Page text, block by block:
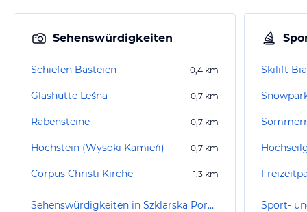
Sehenswürdigkeiten
Schiefen Basteien 0,4 km
Glashütte Leśna 0,7 km
Rabensteine 0,7 km
Hochstein (Wysoki Kamień) 0,7 km
Corpus Christi Kirche 1,3 km
Sehenswürdigkeiten in Szklarska Poreba/Schreiberhau
Skilift